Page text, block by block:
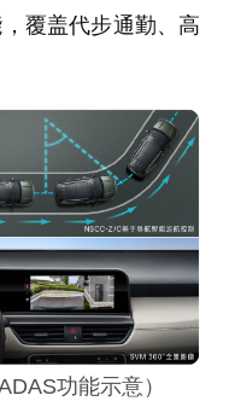
覆盖代步通勤、高
功能示意）